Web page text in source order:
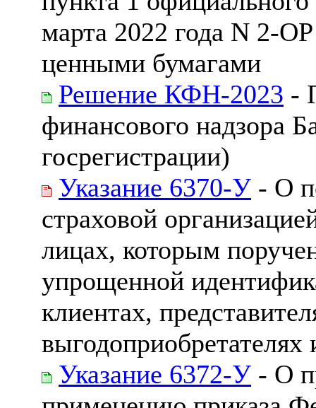
марта 2022 года N 2-
ценными бумагами
Решение КФН-2023 -
финансового надзора
госрегистрации)
Указание 6370-У - О
страховой
лицах, которым
упрощенной
клиентах,
Указание 6372-У - О